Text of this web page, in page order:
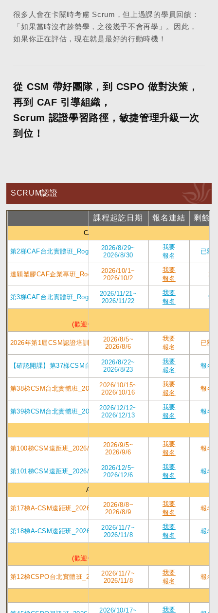
很多人會在卡關時考慮 Scrum，但上過課的學員回饋：
「如果當時沒有趁勢學，之後幾乎不會再學」。因此，
如果你正在評估，現在就是最好的行動時機！
從 CSM 帶好團隊，到 CSPO 做對決策，
再到 CAF 引導組織，
Scrum 認證學習路徑，敏捷管理升級一次
到位！
SCRUM認證
課程起訖日期 報名連結 剩餘
2026/8/29~
2026/8/30
我要
報名
已額
2026/10/1~
2026/10/2
我要
報名
2
2026/11/21~
2026/11/22
我要
報名
9
2026/8/5~
2026/8/6
我要
報名
已額
2026/8/22~
2026/8/23
我要
報名
報名
2026/10/15~
2026/10/16
我要
報名
報名
2026/12/12~
2026/12/13
我要
報名
報名
2026/9/5~
2026/9/6
我要
報名
報名
2026/12/5~
2026/12/6
我要
報名
報名
2026/8/8~
2026/8/9
我要
報名
報名
2026/11/7~
2026/11/8
我要
報名
報名
2026/11/7~
2026/11/8
我要
報名
報名
2026/10/17~ 我要
課程名稱
CAF 敏捷引導師認證
第2梯CAF台北實體班_Roger, PhD, CST_2026/08/29-8/30上課
達穎塑膠CAF企業專班_Roger, PhD, CST_2026/10/01-10/02 上課
第3梯CAF台北實體班_Roger, PhD, CST_2026/11/21-22上課
(歡迎一般生與CEO一同共學)
2026年第1屆CSM認證培訓_台北農產企業專班_8/5- 6_Roger, PhD,
【確認開課】第37梯CSM台北實體班_2026/8/22-23_Roger, PhD, CST
第38梯CSM台北實體班_2026/10/15-16_Roger, PhD, CST
第39梯CSM台北實體班_2026/12/12-13_Roger, PhD, CST
第100梯CSM遠距班_2026/9/5-6_Jacky, CST
第101梯CSM遠距班_2026/12/5-6_Jacky, CST
A_CSM線上認證班
第17梯A-CSM遠距班_2026/8/8-9_Jacky, CST
第18梯A-CSM遠距班_2026/11/7-8_Jacky, CST
(歡迎一般生與CEO一同共學)
第12梯CSPO台北實體班_2026/11/7-8_Roger, PhD, CST